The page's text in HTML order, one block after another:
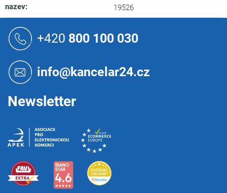
nazev: 19526
+420 800 100 030
info@kancelar24.cz
Newsletter